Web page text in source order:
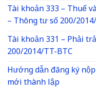
Tài khoản 333 – Thuế
– Thông tư số 200/
Tài khoản 331 – Phải
200/2014/TT-BTC
Hướng dẫn đăng ký
mới thành lập